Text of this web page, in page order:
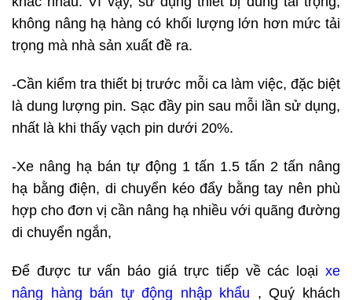
không nâng hạ hàng có khối lượng lớn hơn mức tải
trọng mà nhà sản xuất đề ra.
-Cần kiểm tra thiết bị trước mỗi ca làm việc, đặc biệt
là dung lượng pin. Sạc đầy pin sau mỗi lần sử dụng,
nhất là khi thấy vạch pin dưới 20%.
-Xe nâng hạ bán tự động 1 tấn 1.5 tấn 2 tấn nâng
hạ bằng điện, di chuyển kéo đẩy bằng tay nên phù
hợp cho đơn vị cần nâng hạ nhiều với quãng đường
di chuyển ngắn,
Để được tư vấn báo giá trực tiếp về các loại xe
nâng hàng bán tự động nhập khẩu , Quý khách